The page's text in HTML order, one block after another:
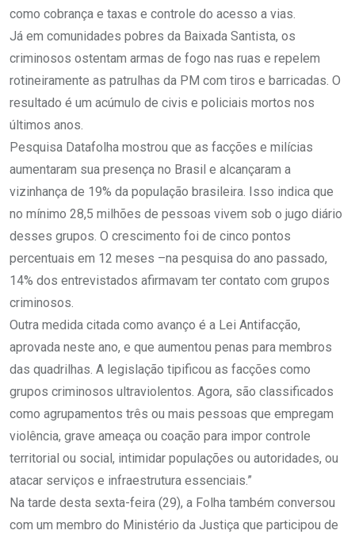
como cobrança e taxas e controle do acesso a vias.
Já em comunidades pobres da Baixada Santista, os
criminosos ostentam armas de fogo nas ruas e repelem
rotineiramente as patrulhas da PM com tiros e barricadas. O
resultado é um acúmulo de civis e policiais mortos nos
últimos anos.
Pesquisa Datafolha mostrou que as facções e milícias
aumentaram sua presença no Brasil e alcançaram a
vizinhança de 19% da população brasileira. Isso indica que
no mínimo 28,5 milhões de pessoas vivem sob o jugo diário
desses grupos. O crescimento foi de cinco pontos
percentuais em 12 meses –na pesquisa do ano passado,
14% dos entrevistados afirmavam ter contato com grupos
criminosos.
Outra medida citada como avanço é a Lei Antifacção,
aprovada neste ano, e que aumentou penas para membros
das quadrilhas. A legislação tipificou as facções como
grupos criminosos ultraviolentos. Agora, são classificados
como agrupamentos três ou mais pessoas que empregam
violência, grave ameaça ou coação para impor controle
territorial ou social, intimidar populações ou autoridades, ou
atacar serviços e infraestrutura essenciais.”
Na tarde desta sexta-feira (29), a Folha também conversou
com um membro do Ministério da Justiça que participou de